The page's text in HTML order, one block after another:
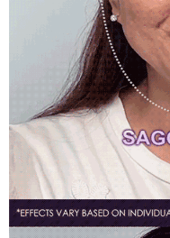
Pembayaran ansuran
berasingan dan tidak
pembayaran akan dihantar
Selepas mengakses bil
menyelesaikan pembayaran
bar kedai serbaneka, kedai
JKOPay, atau iPASS MONEY.
[Nota Penting]
Perkhidmatan ini disediakan
yang membolehkan
melalui perkhidmatan ini
ditambah dengan bilangan
boleh melanjutkan tempoh
pesanan. Walau
menerima pesanan anda
prapesanan atau produk
lama untuk dihantar). Oleh
kepada AFTEE dalam
Kedua, Sekatan Pembayaran
1. Jumlah yang diperakui
NT$10,000. Amaun
keputusan pensijilan dan
2. Amaun perbelanjaan
3. Pada masa ini hanya
NT$2,000 atau lebih
付款後萊爾富取貨
NT$80/pesanan |
NT$1,880 atau lebih
7-11取貨付款
NT$80/pesanan |
NT$2,000 atau lebih
付款後7-11取貨
NT$80/pesanan |